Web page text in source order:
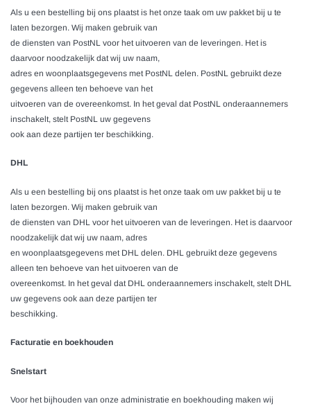
Als u een bestelling bij ons plaatst is het onze taak om uw pakket bij u te
laten bezorgen. Wij maken gebruik van
de diensten van PostNL voor het uitvoeren van de leveringen. Het is
daarvoor noodzakelijk dat wij uw naam,
adres en woonplaatsgegevens met PostNL delen. PostNL gebruikt deze
gegevens alleen ten behoeve van het
uitvoeren van de overeenkomst. In het geval dat PostNL onderaannemers
inschakelt, stelt PostNL uw gegevens
ook aan deze partijen ter beschikking.
DHL
Als u een bestelling bij ons plaatst is het onze taak om uw pakket bij u te
laten bezorgen. Wij maken gebruik van
de diensten van DHL voor het uitvoeren van de leveringen. Het is daarvoor
noodzakelijk dat wij uw naam, adres
en woonplaatsgegevens met DHL delen. DHL gebruikt deze gegevens
alleen ten behoeve van het uitvoeren van de
overeenkomst. In het geval dat DHL onderaannemers inschakelt, stelt DHL
uw gegevens ook aan deze partijen ter
beschikking.
Facturatie en boekhouden
Snelstart
Voor het bijhouden van onze administratie en boekhouding maken wij